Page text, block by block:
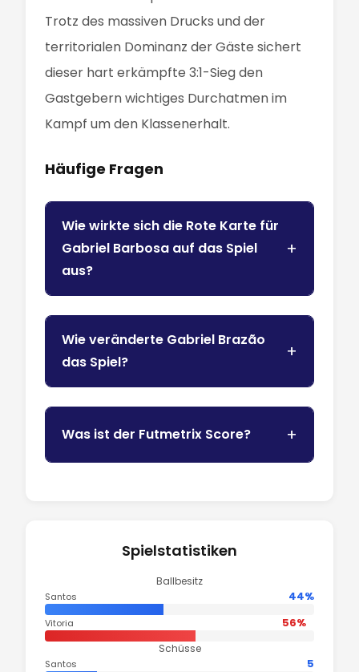
Trotz des massiven Drucks und der
territorialen Dominanz der Gäste sichert
dieser hart erkämpfte 3:1-Sieg den
Gastgebern wichtiges Durchatmen im
Kampf um den Klassenerhalt.
Häufige Fragen
Wie wirkte sich die Rote Karte für
Gabriel Barbosa auf das Spiel
aus?
Wie veränderte Gabriel Brazão
das Spiel?
Was ist der Futmetrix Score?
Spielstatistiken
Ballbesitz
Santos 44%
Vitoria 56%
Schüsse
Santos 5